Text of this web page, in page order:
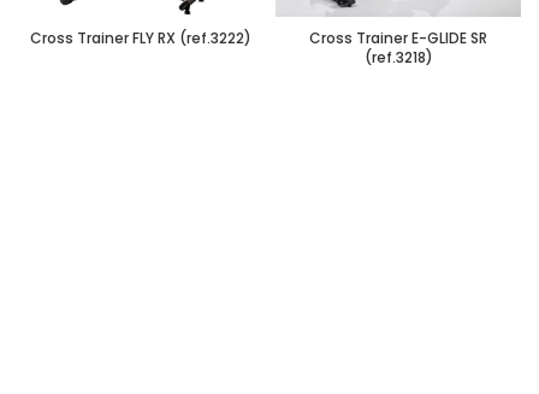
Cross Trainer FLY RX (ref.3222)
Cross Trainer E-GLIDE SR
(ref.3218)